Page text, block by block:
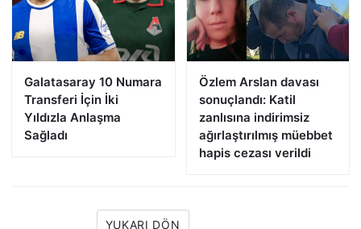
Galatasaray 10 Numara
Transferi İçin İki
Yıldızla Anlaşma
Sağladı
Özlem Arslan davası
sonuçlandı: Katil
zanlısına indirimsiz
ağırlaştırılmış müebbet
hapis cezası verildi
YUKARI DÖN